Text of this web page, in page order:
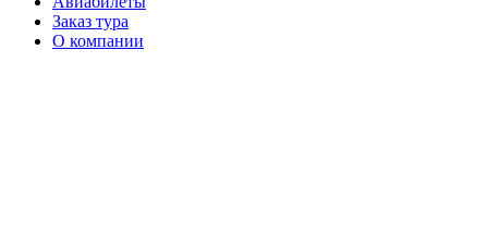
Заказ тура
О компании